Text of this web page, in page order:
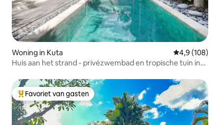
Woning in Kuta Gemiddelde
4,9 (108)
Huis aan het strand - privézwembad en tropische tuin in
Topfavoriet van gasten
Favoriet van gasten